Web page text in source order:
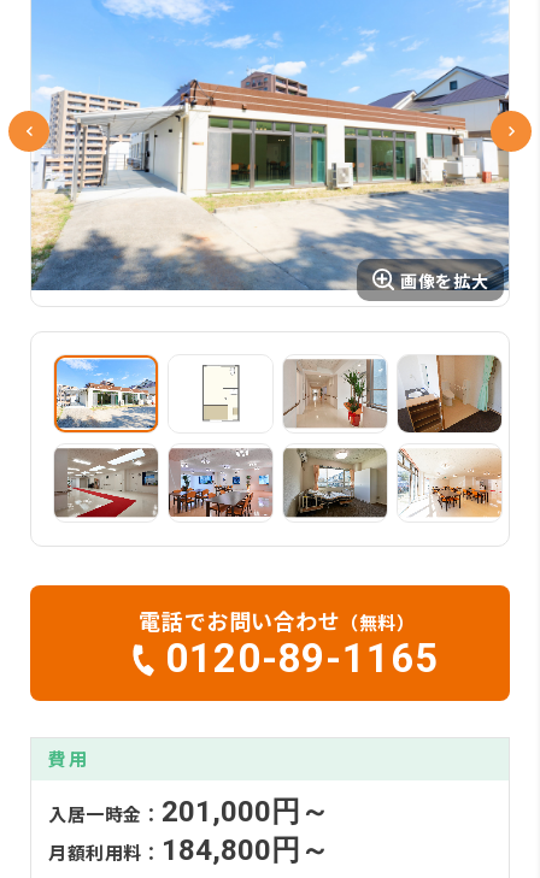
電話でお問い合わせ （無料）
0120-89-1165
費用
入居一時金： 201,000円～
月額利用料： 184,800円～